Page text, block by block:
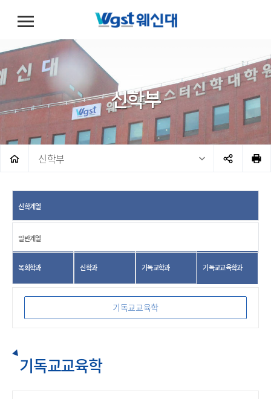
신학부
신학부
신학계열
목회학과 신학과 기독교학과 기독교교육학과
일반계열
기독교교육학
기독교교육학